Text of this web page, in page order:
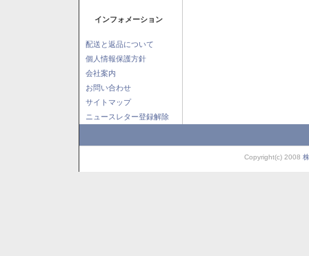
インフォメーション
配送と返品について
個人情報保護方針
会社案内
お問い合わせ
サイトマップ
ニュースレター登録解除
Copyright(c) 2008